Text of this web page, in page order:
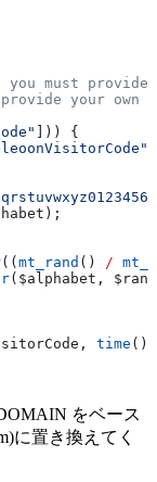
must provide
your
])) {
);
(( mt_rand () /
( $alphabet ,
, time ()
をベース
に置き換えてく